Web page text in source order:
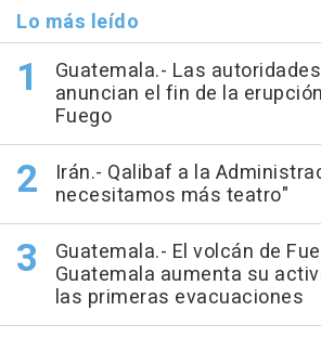
Lo más leído
Guatemala.- Las
anuncian el fin de la
Fuego
Irán.- Qalibaf a la
necesitamos más teatro"
Guatemala.- El volcán de
Guatemala aumenta su
las primeras evacuaciones